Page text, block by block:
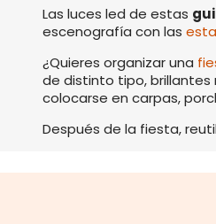
Las luces led de estas
escenografía con las
¿Quieres organizar una
de distinto tipo, brillantes
colocarse en carpas,
Después de la fiesta,